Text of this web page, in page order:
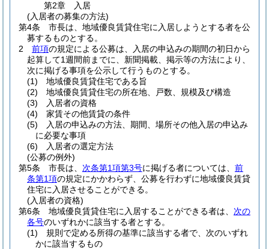
第2章
入居
(入居者の募集の方法)
第4条
市長は、地域優良賃貸住宅に入居しようとする者を公
募するものとする。
2
前項の規定による公募は、入居の申込みの期間の初日から
起算して1週間前までに、新聞掲載、掲示等の方法により、
次に掲げる事項を公示して行うものとする。
(1)
地域優良賃貸住宅である旨
(2)
地域優良賃貸住宅の所在地、戸数、規模及び構造
(3)
入居者の資格
(4)
家賃その他賃貸の条件
(5)
入居の申込みの方法、期間、場所その他入居の申込み
に必要な事項
(6)
入居者の選定方法
(公募の例外)
第5条
市長は、 次条第1項第3号に掲げる者については、 前
条第1項の規定にかかわらず、公募を行わずに地域優良賃貸
住宅に入居させることができる。
(入居者の資格)
第6条
地域優良賃貸住宅に入居することができる者は、 次の
各号のいずれかに該当する者とする。
(1)
規則で定める所得の基準に該当する者で、次のいずれ
かに該当するもの